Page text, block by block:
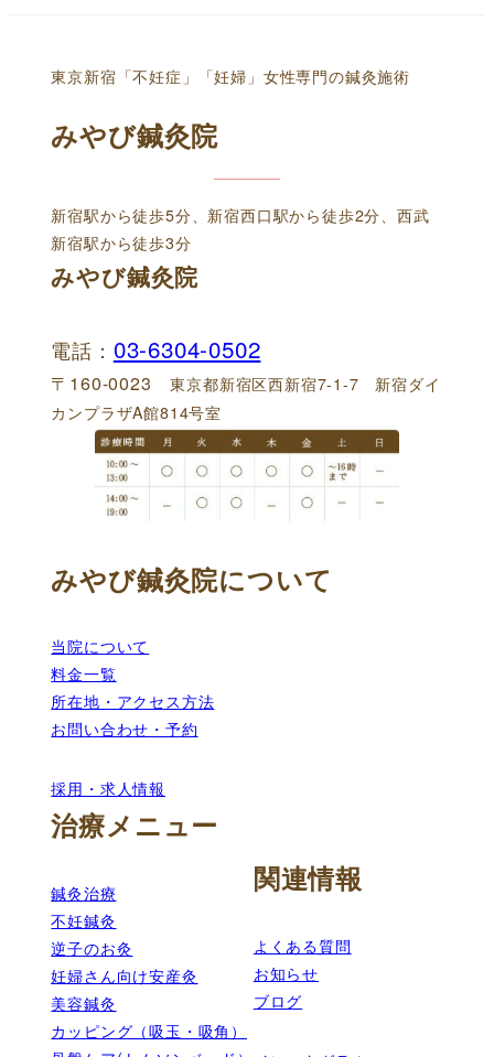
東京新宿「不妊症」「妊婦」女性専門の鍼灸施術
みやび鍼灸院
新宿駅から徒歩5分、新宿西口駅から徒歩2分、西武
新宿駅から徒歩3分
みやび鍼灸院
電話： 03-6304-0502
〒160-0023東京都新宿区西新宿7-1-7 新宿ダイ
カンプラザA館814号室
みやび鍼灸院について
当院について
料金一覧
所在地・アクセス方法
お問い合わせ・予約
採用・求人情報
治療メニュー
鍼灸治療
不妊鍼灸
逆子のお灸
妊婦さん向け安産灸
美容鍼灸
カッピング（吸玉・吸角）
関連情報
よくある質問
お知らせ
ブログ